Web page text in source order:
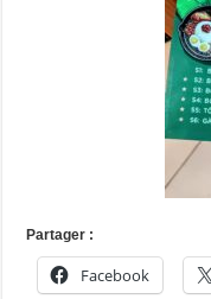
Partager :
Facebook